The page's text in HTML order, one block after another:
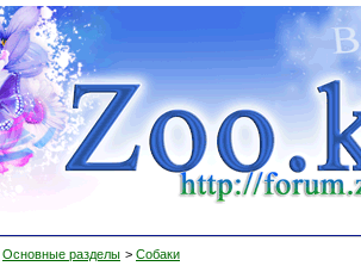
Основные разделы > Собаки